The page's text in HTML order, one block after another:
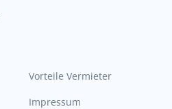
Vorteile Vermieter
Impressum